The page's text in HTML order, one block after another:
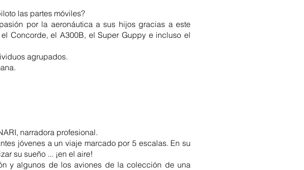
las partes móviles?
por la aeronáutica a sus hijos gracias a este
Concorde, el A300B, el Super Guppy e incluso el
agrupados.
narradora profesional.
jóvenes a un viaje marcado por 5 escalas. En su
su sueño ... ¡en el aire!
y algunos de los aviones de la colección de una